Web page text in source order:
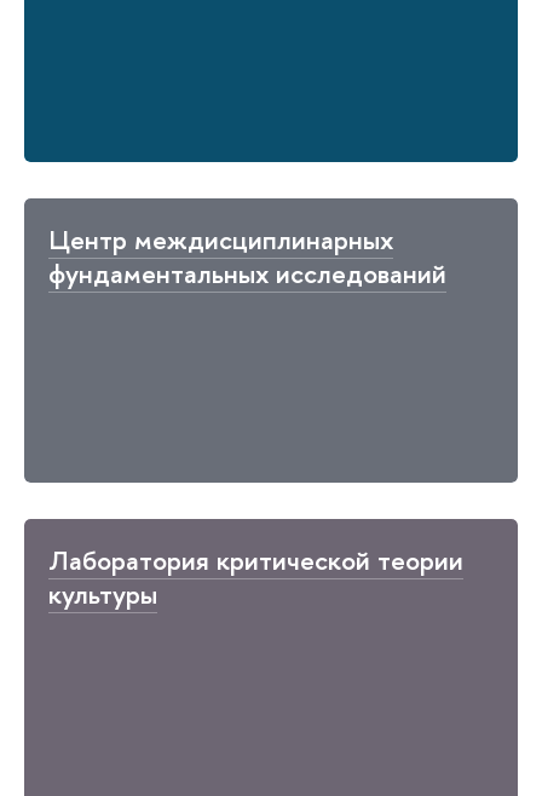
Центр междисциплинарных
фундаментальных исследований
Лаборатория критической теории
культуры